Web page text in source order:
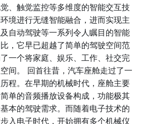
、触觉监控等多维度的智能交互技
境进行无缝智能融合，进而实现主
自动驾驶等一系列令人瞩目的智能
，它早已超越了简单的驾驶空间范
一个将家庭、娱乐、工作、社交完
间。 回首往昔，汽车座舱走过了一
程。在早期的机械时代，座舱主要
单的音频播放设备构成，功能极其
本的驾驶需求。而随着电子技术的
入电子时代，开始拥有多个机械仪